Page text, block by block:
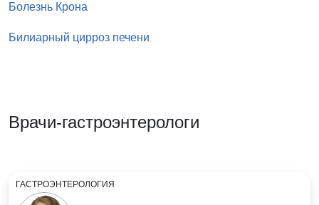
Болезнь Крона
Билиарный цирроз печени
Врачи-гастроэнтерологи
ГАСТРОЭНТЕРОЛОГИЯ